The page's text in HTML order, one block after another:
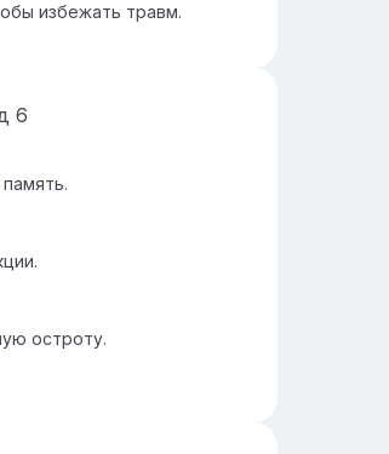
избежать травм.
6
остроту.